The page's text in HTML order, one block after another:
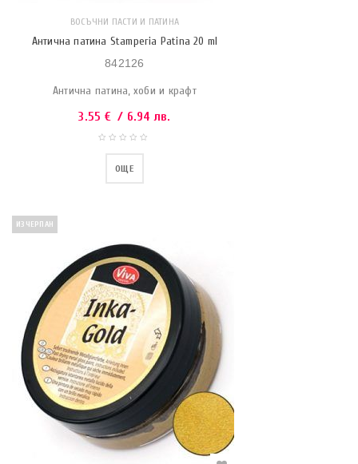
ВОСЪЧНИ ПАСТИ И ПАТИНА
Антична патина Stamperia Patina 20 ml
842126
Антична патина, хоби и крафт
3.55 € / 6.94 лв.
ОЩЕ
ИЗЧЕРПАН